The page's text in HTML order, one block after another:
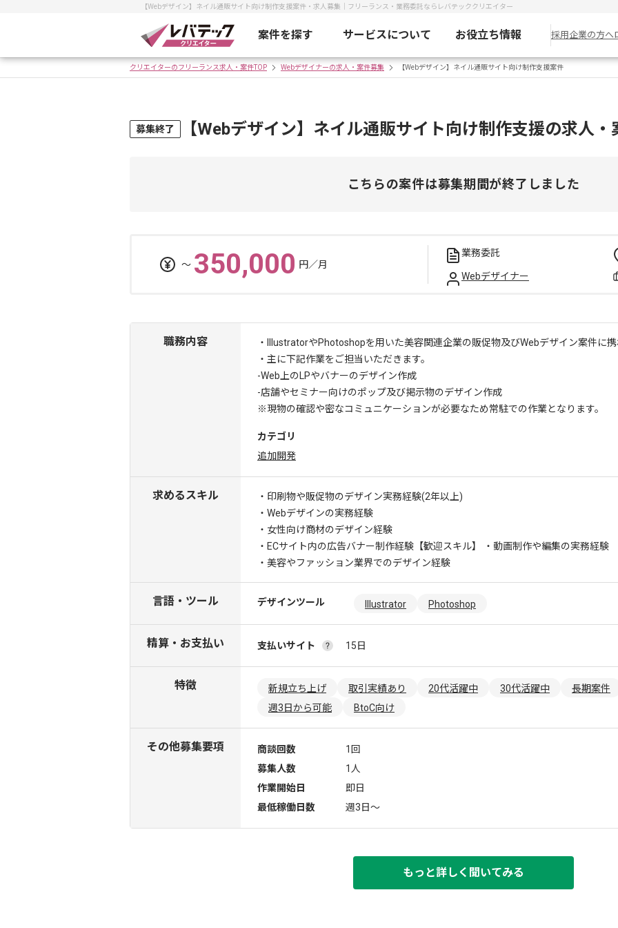
【Webデザイン】ネイル通販サイト向け制作支援案件・求人募集｜フリーランス・業務委託ならレバテッククリエイター
案件を探す サービスについて お役立ち情報 採用企業の方へ
クリエイターのフリーランス求人・案件TOP Webデザイナーの求人・案件募集 【Webデザイン】ネイル通販サイト向け制作支援案件
募集終了 【Webデザイン】ネイル通販サイト向け制作支援の求人・
こちらの案件は募集期間が終了しました
〜 350,000 円／月
業務委託
Webデザイナー
職務内容
・IllustratorやPhotoshopを用いた美容関連企業の販促物及びWebデザイン案件に携
・主に下記作業をご担当いただきます。
-Web上のLPやバナーのデザイン作成
-店舗やセミナー向けのポップ及び掲示物のデザイン作成
※現物の確認や密なコミュニケーションが必要なため常駐での作業となります。
カテゴリ
追加開発
求めるスキル
・印刷物や販促物のデザイン実務経験(2年以上)
・Webデザインの実務経験
・女性向け商材のデザイン経験
・ECサイト内の広告バナー制作経験 【歓迎スキル】 ・動画制作や編集の実務経験
・美容やファッション業界でのデザイン経験
言語・ツール デザインツール Illustrator Photoshop
精算・お支払い 支払いサイト 15日
特徴 新規立ち上げ 取引実績あり 20代活躍中 30代活躍中 長期案件
週3日から可能
BtoC向け
その他募集要項 商談回数
1回
募集人数
1人
作業開始日
即日
最低稼働日数
週3日〜
もっと詳しく聞いてみる